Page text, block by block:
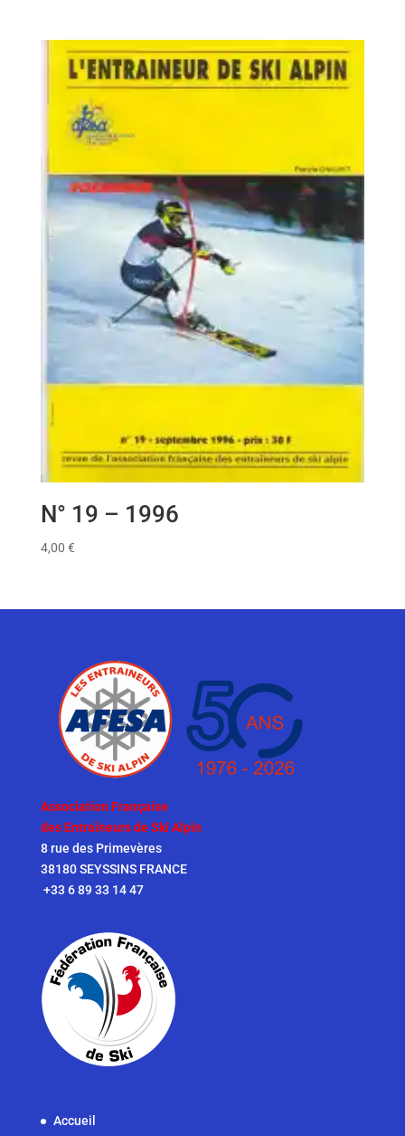
N° 19 – 1996
4,00 €
Association Française
des Entraîneurs de Ski Alpin
8 rue des Primevères
38180 SEYSSINS FRANCE
+33 6 89 33 14 47
Accueil